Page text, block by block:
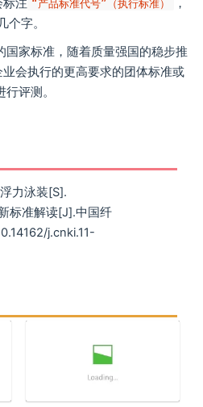
注 “产品标准代号”（执行标准）
，
个字。
国家标准，随着质量强国的稳步推
会执行的更高要求的团体标准或
行评测。
力泳装[S].
标准解读[J].中国纤
j.cnki.11-